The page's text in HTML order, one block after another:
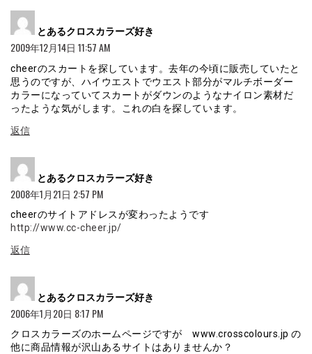
とあるクロスカラーズ好き
2009年12月14日 11:57 AM
cheerのスカートを探しています。去年の今頃に販売していたと
思うのですが、ハイウエストでウエスト部分がマルチボーダー
カラーになっていてスカートがダウンのようなナイロン素材だ
ったような気がします。これの白を探しています。
返信
とあるクロスカラーズ好き
2008年1月21日 2:57 PM
cheerのサイトアドレスが変わったようです
http://www.cc-cheer.jp/
返信
とあるクロスカラーズ好き
2006年1月20日 8:17 PM
クロスカラーズのホームページですが www.crosscolours.jp の
他に商品情報が沢山あるサイトはありませんか？